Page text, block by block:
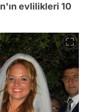
evlilikleri 10